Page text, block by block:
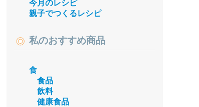
今月のレシピ
親子でつくるレシピ
私のおすすめ商品
食
食品
飲料
健康食品